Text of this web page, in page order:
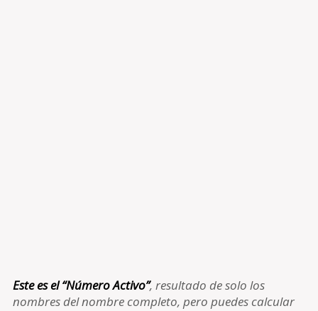
Este es el “Número Activo”, resultado de solo los
nombres del nombre completo, pero puedes calcular